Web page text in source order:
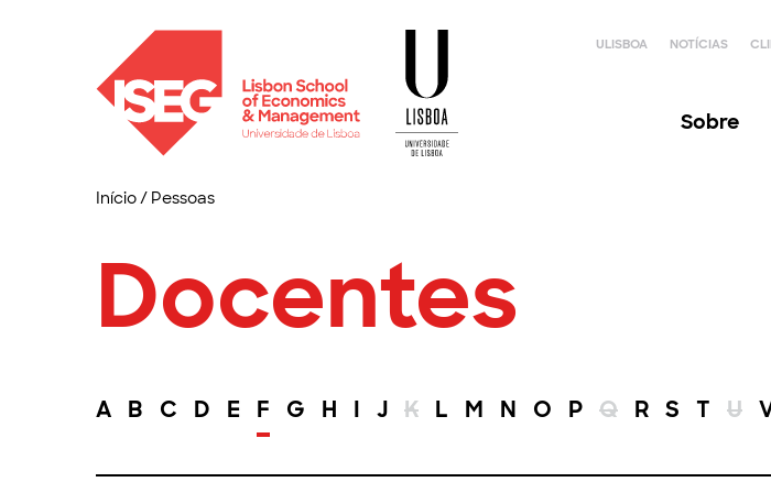
ULISBOA NOTÍCIAS
Sobre
Início/ Pessoas
Docentes
A B C D E F G H I J K L M N O P Q R S T U